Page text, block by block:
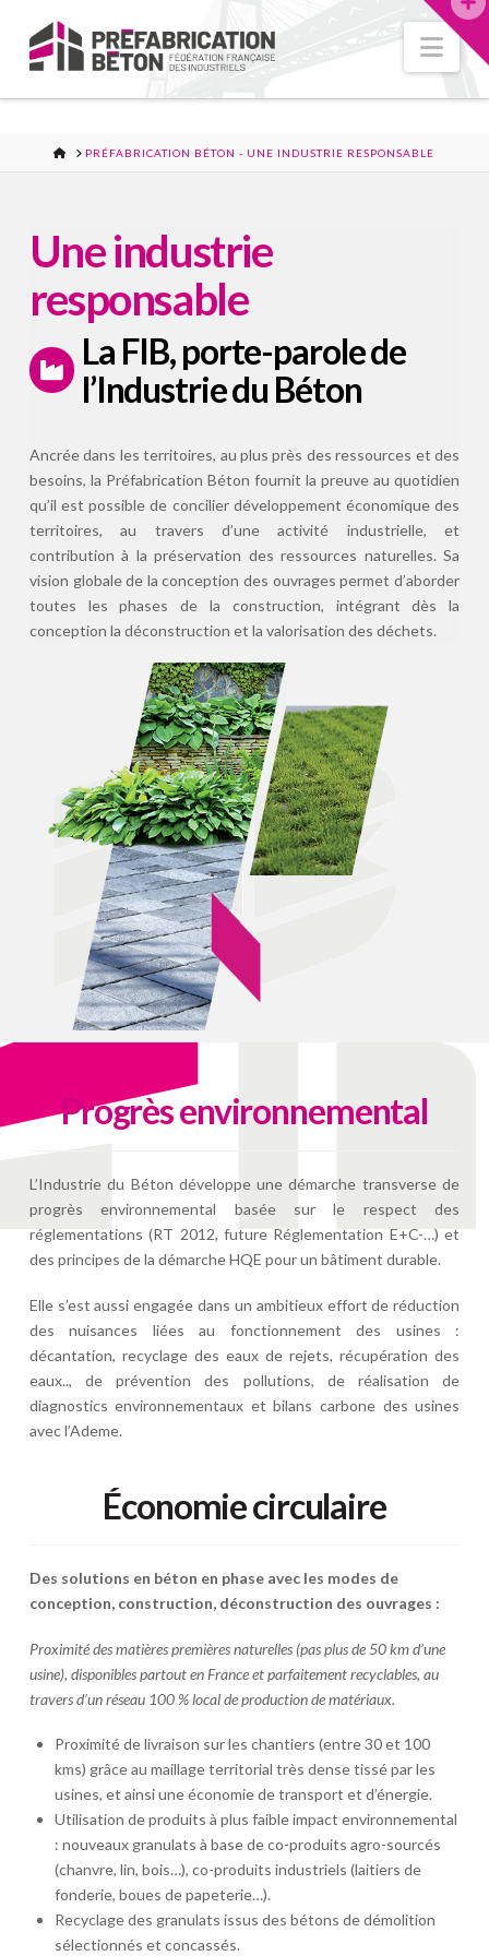
ACCUEIL
PRÉFABRICATION BÉTON - UNE INDUSTRIE RESPONSABLE
Une industrie
responsable
La FIB, porte-parole de
l’Industrie du Béton
Ancrée dans les territoires, au plus près des ressources et des
besoins, la Préfabrication Béton fournit la preuve au quotidien
qu’il est possible de concilier développement économique des
territoires, au travers d’une activité industrielle, et
contribution à la préservation des ressources naturelles. Sa
vision globale de la conception des ouvrages permet d’aborder
toutes les phases de la construction, intégrant dès la
conception la déconstruction et la valorisation des déchets.
Progrès environnemental
L’Industrie du Béton développe une démarche transverse de
progrès environnemental basée sur le respect des
réglementations (RT 2012, future Réglementation E+C-…) et
des principes de la démarche HQE pour un bâtiment durable.
Elle s’est aussi engagée dans un ambitieux effort de réduction
des nuisances liées au fonctionnement des usines :
décantation, recyclage des eaux de rejets, récupération des
eaux.., de prévention des pollutions, de réalisation de
diagnostics environnementaux et bilans carbone des usines
avec l’Ademe.
Économie circulaire
Des solutions en béton en phase avec les modes de
conception, construction, déconstruction des ouvrages :
Proximité des matières premières naturelles (pas plus de 50 km d’une
usine), disponibles partout en France et parfaitement recyclables, au
travers d’un réseau 100 % local de production de matériaux.
Proximité de livraison sur les chantiers (entre 30 et 100
kms) grâce au maillage territorial très dense tissé par les
usines, et ainsi une économie de transport et d’énergie.
Utilisation de produits à plus faible impact environnemental
: nouveaux granulats à base de co-produits agro-sourcés
(chanvre, lin, bois…), co-produits industriels (laitiers de
fonderie, boues de papeterie…).
Recyclage des granulats issus des bétons de démolition
sélectionnés et concassés.